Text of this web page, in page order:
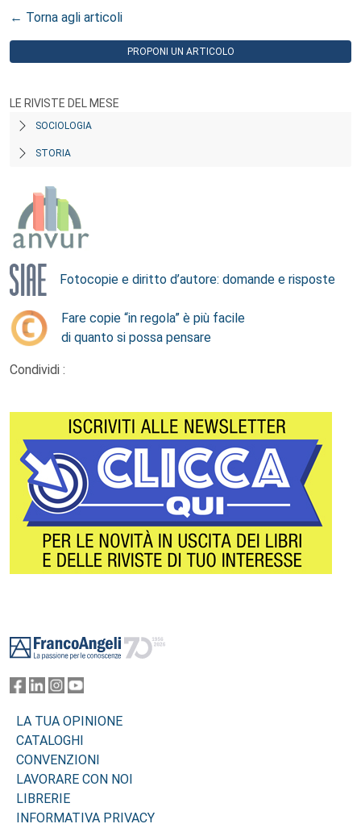
← Torna agli articoli
PROPONI UN ARTICOLO
LE RIVISTE DEL MESE
SOCIOLOGIA
STORIA
Fotocopie e diritto d’autore: domande e risposte
Fare copie “in regola” è più facile
di quanto si possa pensare
Condividi :
LA TUA OPINIONE
CATALOGHI
CONVENZIONI
LAVORARE CON NOI
LIBRERIE
INFORMATIVA PRIVACY